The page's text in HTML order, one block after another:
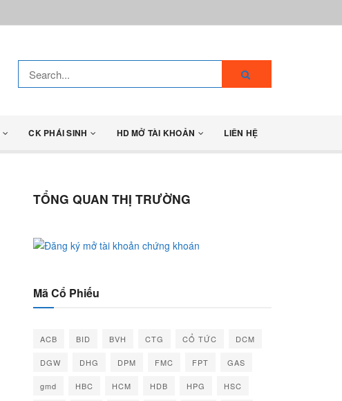
CK PHÁI SINH HD MỞ TÀI KHOẢN LIÊN HỆ
TỔNG QUAN THỊ TRƯỜNG
Mã Cổ Phiếu
ACB BID BVH CTG CỔ TỨC DCM
DGW DHG DPM FMC FPT GAS
gmd HBC HCM HDB HPG HSC